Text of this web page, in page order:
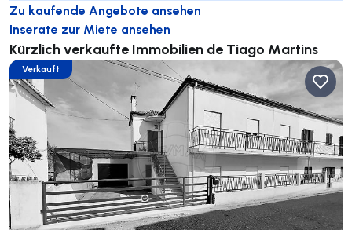
Zu kaufende Angebote ansehen
Inserate zur Miete ansehen
Kürzlich verkaufte Immobilien de Tiago Martins
Verkauft